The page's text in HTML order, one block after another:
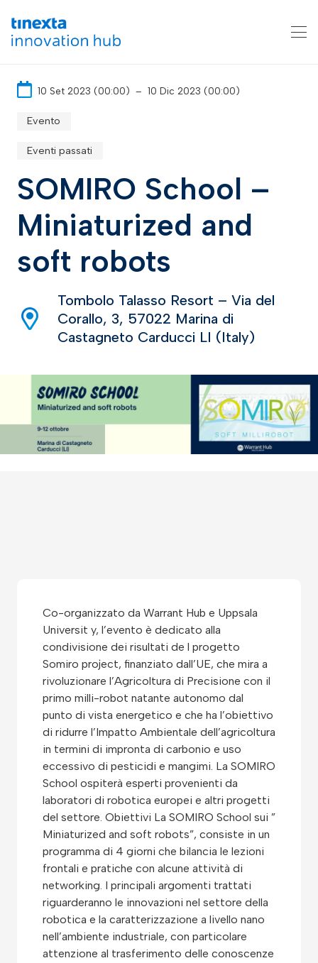
10 Set 2023 (00:00) – 10 Dic 2023 (00:00)
Evento
Eventi passati
SOMIRO School –
Miniaturized and
soft robots
Tombolo Talasso Resort – Via del
Corallo, 3, 57022 Marina di
Castagneto Carducci LI (Italy)
Co-organizzato da Warrant Hub e Uppsala
Universit y, l’evento è dedicato alla
condivisione dei risultati de l progetto
Somiro project, finanziato dall’UE, che mira a
rivoluzionare l’Agricoltura di Precisione con il
primo milli-robot natante autonomo dal
punto di vista energetico e che ha l’obiettivo
di ridurre l’Impatto Ambientale dell’agricoltura
in termini di impronta di carbonio e uso
eccessivo di pesticidi e mangimi. La SOMIRO
School ospiterà esperti provenienti da
laboratori di robotica europei e altri progetti
del settore. Obiettivi La SOMIRO School sui ”
Miniaturized and soft robots”, consiste in un
programma di 4 giorni che bilancia le lezioni
frontali e pratiche con alcune attività di
networking. I principali argomenti trattati
riguarderanno le innovazioni nel settore della
robotica e la caratterizzazione a livello nano
nell’ambiente industriale, con particolare
attenzione al trasferimento delle conoscenze